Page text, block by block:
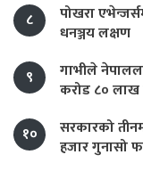
८
पोखरा
धनञ्जय लक्षण
९
गाभीले
करोड ८०
१०
सरकारको
हजार गुनासो